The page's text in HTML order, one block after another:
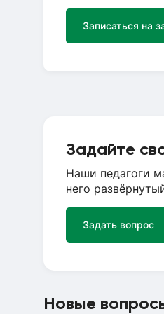
Записаться на
Задайте
Наши педагоги
него
Задать вопрос
Новые